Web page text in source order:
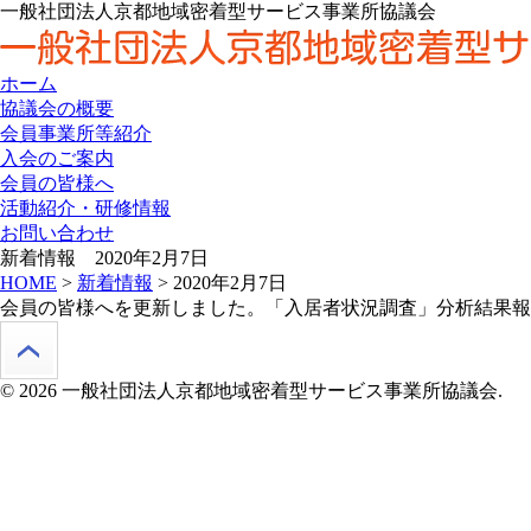
一般社団法人京都地域密着型サービス事業所協議会
ホーム
協議会の概要
会員事業所等紹介
入会のご案内
会員の皆様へ
活動紹介・研修情報
お問い合わせ
新着情報 2020年2月7日
HOME > 新着情報 > 2020年2月7日
会員の皆様へを更新しました。「入居者状況調査」分析結果
© 2026 一般社団法人京都地域密着型サービス事業所協議会.